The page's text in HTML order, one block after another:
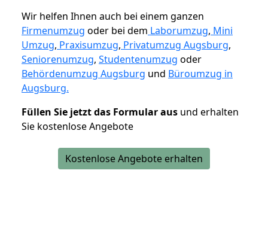
Wir helfen Ihnen auch bei einem ganzen
Firmenumzug oder bei dem Laborumzug, Mini
Umzug, Praxisumzug, Privatumzug Augsburg,
Seniorenumzug, Studentenumzug oder
Behördenumzug Augsburg und Büroumzug in
Augsburg.
Füllen Sie jetzt das Formular aus und erhalten
Sie kostenlose Angebote
Kostenlose Angebote erhalten